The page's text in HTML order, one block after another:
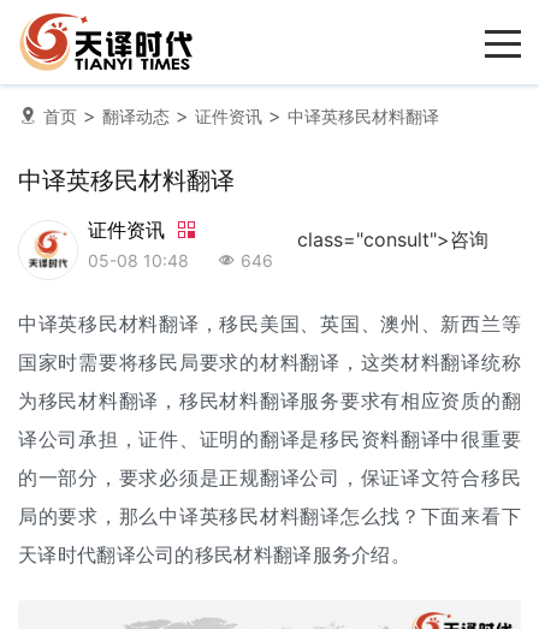
首页 > 翻译动态 > 证件资讯 > 中译英移民材料翻译
中译英移民材料翻译
证件资讯
05-08 10:48 646
class="consult">咨询
中译英移民材料翻译 ，移民美国、英国、澳州、新西兰等
国家时需要将移民局要求的材料翻译，这类材料翻译统称
为移民材料翻译，移民材料翻译服务要求有相应资质的翻
译公司承担，证件、证明的翻译是移民资料翻译中很重要
的一部分，要求必须是正规翻译公司，保证译文符合移民
局的要求，那么中译英移民材料翻译怎么找？下面来看下
天译时代翻译公司的移民材料翻译服务介绍。